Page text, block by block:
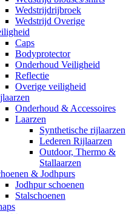
Wedstrijdrijbroek
Wedstrijd Overige
Caps
Bodyprotector
Onderhoud Veiligheid
Reflectie
Overige veiligheid
Onderhoud & Accessoires
Laarzen
Synthetische rijlaarzen
Lederen Rijlaarzen
Outdoor, Thermo &
Stallaarzen
& Jodhpurs
Jodhpur schoenen
Stalschoenen